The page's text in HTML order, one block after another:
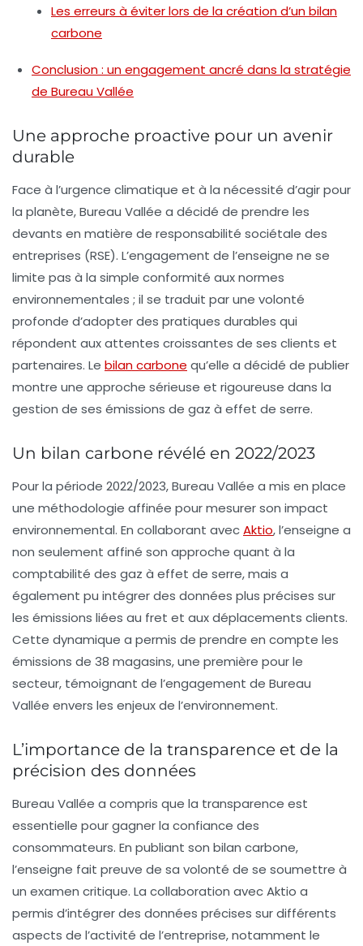
Les erreurs à éviter lors de la création d’un bilan
carbone
Conclusion : un engagement ancré dans la stratégie
de Bureau Vallée
Une approche proactive pour un avenir
durable
Face à l’urgence climatique et à la nécessité d’agir pour
la planète, Bureau Vallée a décidé de prendre les
devants en matière de responsabilité sociétale des
entreprises (RSE). L’engagement de l’enseigne ne se
limite pas à la simple conformité aux normes
environnementales ; il se traduit par une volonté
profonde d’adopter des pratiques durables qui
répondent aux attentes croissantes de ses clients et
partenaires. Le bilan carbone qu’elle a décidé de publier
montre une approche sérieuse et rigoureuse dans la
gestion de ses émissions de gaz à effet de serre.
Un bilan carbone révélé en 2022/2023
Pour la période 2022/2023, Bureau Vallée a mis en place
une méthodologie affinée pour mesurer son impact
environnemental. En collaborant avecAktio, l’enseigne a
non seulement affiné son approche quant à la
comptabilité des gaz à effet de serre, mais a
également pu intégrer des données plus précises sur
les émissions liées au fret et aux déplacements clients.
Cette dynamique a permis de prendre en compte les
émissions de 38 magasins, une première pour le
secteur, témoignant de l’engagement de Bureau
Vallée envers les enjeux de l’environnement.
L’importance de la transparence et de la
précision des données
Bureau Vallée a compris que la transparence est
essentielle pour gagner la confiance des
consommateurs. En publiant son bilan carbone,
l’enseigne fait preuve de sa volonté de se soumettre à
un examen critique. La collaboration avec Aktio a
permis d’intégrer des données précises sur différents
aspects de l’activité de l’entreprise, notamment le